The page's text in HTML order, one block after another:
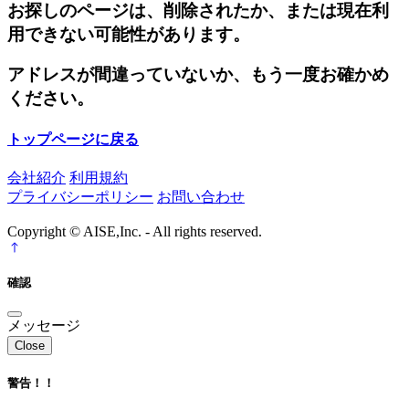
お探しのページは、削除されたか、または現在利
用できない可能性があります。
アドレスが間違っていないか、もう一度お確かめ
ください。
トップページに戻る
会社紹介 利用規約
プライバシーポリシー お問い合わせ
Copyright © AISE,Inc. - All rights reserved.
確認
メッセージ
Close
警告！！